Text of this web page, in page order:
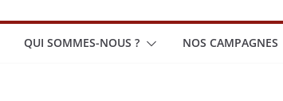
QUI SOMMES-NOUS ? NOS CAMPAGNES